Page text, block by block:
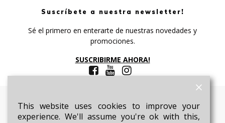
Suscríbete a nuestra newsletter!
Sé el primero en enterarte de nuestras novedades y
promociones.
SUSCRIBIRME AHORA!
GA Academy by Motorcycle Integral Services
© 2026 GA Academy by Motorcycle Integral Services.
This website uses cookies to improve your
experience. We'll assume you're ok with this,